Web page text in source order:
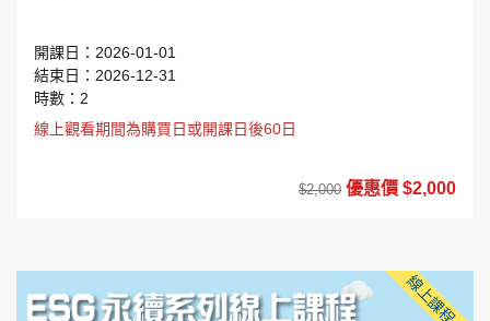
開課日：2026-01-01
結束日：2026-12-31
時數：2
線上觀看期間為購買日或開課日後60日
$2,000 優惠價 $2,000
線上課程